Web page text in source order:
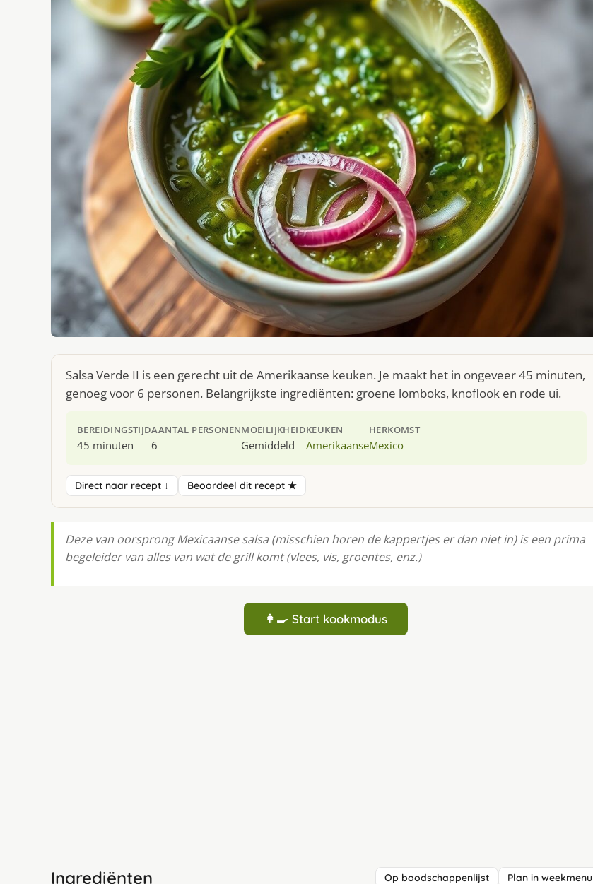
Salsa Verde II is een gerecht uit de Amerikaanse keuken. Je maakt het in ongeveer 45 minuten,
genoeg voor 6 personen. Belangrijkste ingrediënten: groene lomboks, knoflook en rode ui.
BEREIDINGSTIJD
45 minuten
AANTAL PERSONEN
6
MOEILIJKHEID
Gemiddeld
KEUKEN
Amerikaanse
HERKOMST
Mexico
Direct naar recept ↓ Beoordeel dit recept ★
Deze van oorsprong Mexicaanse salsa (misschien horen de kappertjes er dan niet in) is een prima
begeleider van alles van wat de grill komt (vlees, vis, groentes, enz.)
👩‍🍳 Start kookmodus
Ingrediënten Op boodschappenlijst Plan in weekmenu